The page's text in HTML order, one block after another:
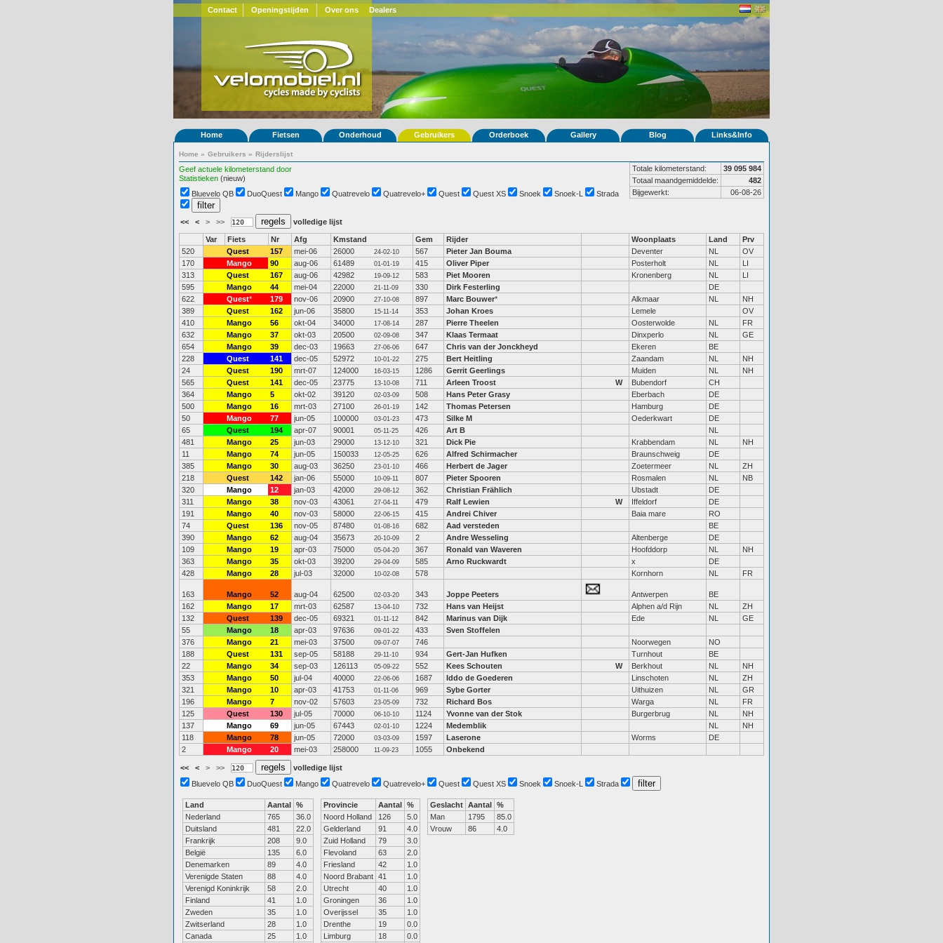
Contact Openingstijden Over ons Dealers
Home Fietsen Onderhoud Gebruikers Orderboek Gallery Blog Links&Info
Home » Gebruikers » Rijderslijst
Geef actuele kilometerstand door
Statistieken (nieuw)
Totale kilometerstand:
39 095 984
Totaal maandgemiddelde:
482
Bijgewerkt:
06-08-26
Bluevelo QB DuoQuest Mango Quatrevelo Quatrevelo+ Quest Quest XS Snoek Snoek-L Strada
<< < > >> volledige lijst
Var Fiets Nr Afg Kmstand Gem Rijder Woonplaats Land
Prv
520
Quest 157 mei-06 26000 24-02-10 567 Pieter Jan Bouma Deventer NL
OV
170
Mango 90 aug-06 61489 01-01-19 415 Oliver Piper Posterholt NL
LI
313
Quest 167 aug-06 42982 19-09-12 583 Piet Mooren Kronenberg NL
LI
595
Mango 44 mei-04 22000 21-11-09 330 Dirk Festerling
DE
622
Quest* 179 nov-06 20900 27-10-08 897 Marc Bouwer* Alkmaar NL
NH
389
Quest 162 jun-06 35800 15-11-14 353 Johan Kroes Lemele
OV
410
Mango 56 okt-04 34000 17-08-14 287 Pierre Theelen Oosterwolde NL
FR
632
Mango 37 okt-03 20500 02-09-08 347 Klaas Termaat Dinxperlo NL
GE
654
Mango 39 dec-03 19663 27-06-06 647 Chris van der Jonckheyd Ekeren
BE
228
Quest 141 dec-05 52972 10-01-22 275 Bert Heitling Zaandam NL
NH
24
Quest 190 mrt-07 124000 16-03-15 1286 Gerrit Geerlings Muiden NL
NH
565
Quest 141 dec-05 23775 13-10-08 711 Arleen Troost W Bubendorf
CH
364
Mango 5 okt-02 39120 02-03-09 508 Hans Peter Grasy Eberbach
DE
500
Mango 16 mrt-03 27100 26-01-19 142 Thomas Petersen Hamburg
DE
50
Mango 77 jun-05 100000 03-01-23 473 Silke M Oederkwart
DE
65
Quest 194 apr-07 90001 05-11-25 426 Art B
NL
481
Mango 25 jun-03 29000 13-12-10 321 Dick Pie Krabbendam NL
NH
11
Mango 74 jun-05 150033 12-05-25 626 Alfred Schirmacher Braunschweig
DE
385
Mango 30 aug-03 36250 23-01-10 466 Herbert de Jager Zoetermeer NL
ZH
218
Quest 142 jan-06 55000 10-09-11 807 Pieter Spooren Rosmalen NL
NB
320
Mango 12 jan-03 42000 29-08-12 362 Christian Frählich Ubstadt
DE
311
Mango 38 nov-03 43061 27-04-11 479 Ralf Lewien W Iffeldorf
DE
191
Mango 40 nov-03 58000 22-06-15 415 Andrei Chiver Baia mare
RO
74
Quest 136 nov-05 87480 01-08-16 682 Aad versteden
BE
390
Mango 62 aug-04 35673 20-10-09 2 Andre Wesseling Altenberge
DE
109
Mango 19 apr-03 75000 05-04-20 367 Ronald van Waveren Hoofddorp NL
NH
363
Mango 35 okt-03 39200 29-04-09 585 Arno Ruckwardt x
DE
428
Mango 28 jul-03 32000 10-02-08 578 Kornhorn NL FR
163 Mango 52 aug-04 62500 02-03-20 343 Joppe Peeters Antwerpen
BE
162
Mango 17 mrt-03 62587 13-04-10 732 Hans van Heijst Alphen a/d Rijn NL
ZH
132
Quest 139 dec-05 69321 01-11-12 842 Marinus van Dijk Ede NL
GE
55
Mango 18 apr-03 97636 09-01-22 433
Sven Stoffelen
376
Mango 21 mei-03 37500 09-07-07 746 Noorwegen
NO
188
Quest 131 sep-05 58188 29-11-10 934 Gert-Jan Hufken Turnhout
BE
22
Mango 34 sep-03 126113 05-09-22 552 Kees Schouten W Berkhout NL
NH
353
Mango 50 jul-04 40000 22-06-06 1687 Iddo de Goederen Linschoten NL
ZH
321
Mango 10 apr-03 41753 01-11-06 969 Sybe Gorter Uithuizen NL
GR
196
Mango 7 nov-02 57603 23-05-09 732 Richard Bos Warga NL
FR
125
Quest 130 jul-05 70000 06-10-10 1124 Yvonne van der Stok Burgerbrug NL
NH
137
Mango 69 jun-05 67443 02-01-10 1224 Medemblik NL
NH
118
Mango 78 jun-05 72000 03-03-09 1597 Laserone Worms
DE
2
Mango 20 mei-03 258000 11-09-23 1055 Onbekend
<< < > >>
volledige lijst
Bluevelo QB
DuoQuest Mango Quatrevelo Quatrevelo+ Quest Quest XS Snoek Snoek-L Strada
Land Aantal %
Nederland
765
36.0
Duitsland
481
22.0
Frankrijk
208
9.0
België
135
6.0
Denemarken
89
4.0
Verenigde Staten
88
4.0
Verenigd Koninkrijk
58
2.0
Finland
41
1.0
Zweden
35
1.0
Zwitserland
28
1.0
Canada
25 1.0
Provincie Aantal %
Noord Holland
126
5.0
Gelderland
91
4.0
Zuid Holland
79
3.0
Flevoland
63
2.0
Friesland
42
1.0
Noord Brabant 41
1.0
Utrecht
40
1.0
Groningen
36
1.0
Overijssel
35
1.0
Drenthe
19
0.0
Limburg
18 0.0
Geslacht Aantal %
Man
1795
85.0
Vrouw
86 4.0